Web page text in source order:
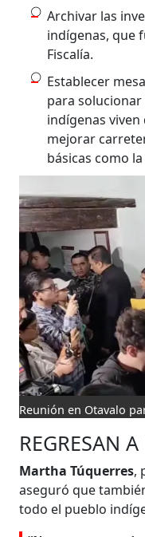
Archivar las
indígenas, que
Fiscalía.
Establecer
para
indígenas
mejorar
básicas como
Reunión en Otavalo
REGRESAN
Martha Túquerres,
aseguró que
todo el pueblo